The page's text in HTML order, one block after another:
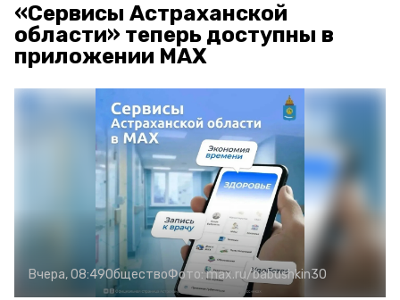
«Сервисы Астраханской
области» теперь доступны в
приложении MAX
Вчера, 08:49ОбществоФото:max.ru/babushkin30